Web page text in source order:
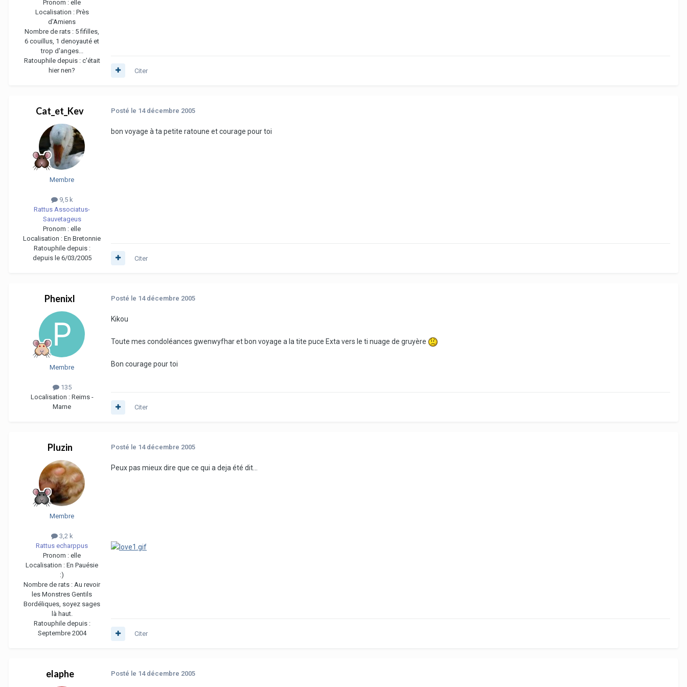
Pronom : elle
Localisation : Près
d'Amiens
Nombre de rats : 5 fifilles,
6 couillus, 1 denoyauté et
trop d'anges...
Ratouphile depuis : c'était
hier nen?
Citer
Cat_et_Kev
Membre
9,5 k
Rattus Associatus-
Sauvetageus
Pronom : elle
Localisation : En Bretonnie
Ratouphile depuis :
depuis le 6/03/2005
Posté le 14 décembre 2005
bon voyage à ta petite ratoune et courage pour toi
Citer
Phenixl
Membre
135
Localisation : Reims -
Marne
Posté le 14 décembre 2005
Kikou
Toute mes condoléances gwenwyfhar et bon voyage a la tite puce Exta vers le ti nuage de gruyère
Bon courage pour toi
Citer
Pluzin
Membre
3,2 k
Rattus echarppus
Pronom : elle
Localisation : En Pauésie
:)
Nombre de rats : Au revoir
les Monstres Gentils
Bordéliques, soyez sages
là haut.
Ratouphile depuis :
Septembre 2004
Posté le 14 décembre 2005
Peux pas mieux dire que ce qui a deja été dit...
Citer
elaphe Posté le 14 décembre 2005